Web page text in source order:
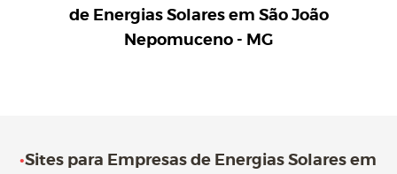
de Energias Solares em São João
Nepomuceno - MG
•Sites para Empresas de Energias Solares em